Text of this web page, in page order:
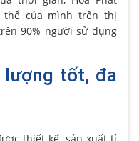
thể của mình trên thị
90% người sử dụng
lượng tốt, đa
thiết kế, sản xuất tỉ